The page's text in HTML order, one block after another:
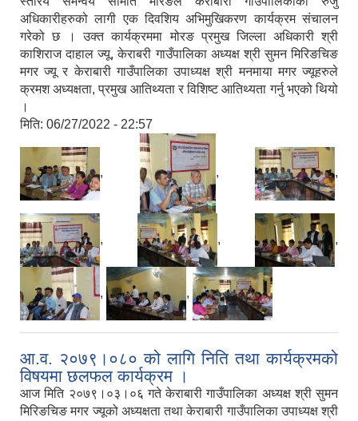
अधिकारीहरुको लागी एक दिवशिय अभिमुखिकरण कार्यक्रम संचालन
गरेको छ । उक्त कार्यक्रममा मोरङ प्रमुख जिल्ला अधिकारी श्री
काशिराज दाहाल ज्यू, केराबरी गाउँपालिका अध्यक्ष श्री सुमन मिरिङचिङ
मगर ज्यू र केराबारी गाउँपालिका उपाध्यक्ष श्री मनमाया मगर ज्यूहरुले
क्रमश अध्यक्षता, प्रमुख आतिथ्यता र विशिष्ट आतिथ्यता गर्नु भएको थियो
।
मिति: 06/27/2022 - 22:57
, , ,
, , ,
, ,
आ.व. २०७९।०८० को लागि निति तथा कार्यक्रमको
विषयमा छलफल कार्यक्रम ।
आज मिति २०७९।०३।०६ गते केराबारी गाउँपालिका अध्यक्ष श्री सुमन
मिरिङचिङ मगर ज्यूको अध्यक्षता तथा केराबारी गाउँपालिका उपाध्यक्ष श्री